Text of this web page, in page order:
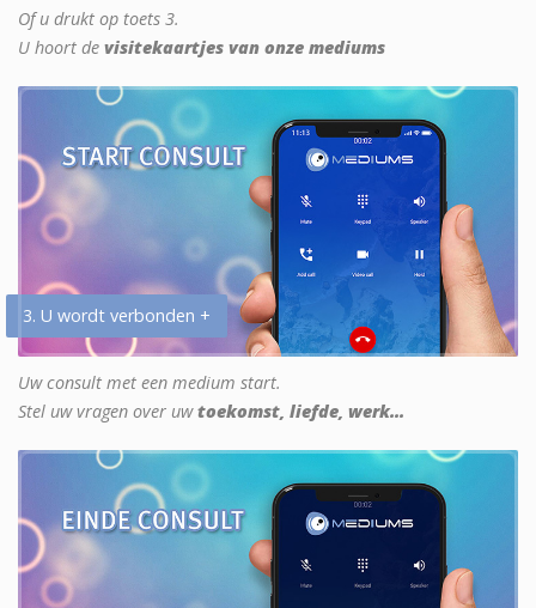
Of u drukt op toets 3.
U hoort de visitekaartjes van onze mediums
3. U wordt verbonden +
Uw consult met een medium start.
Stel uw vragen over uwtoekomst, liefde, werk...